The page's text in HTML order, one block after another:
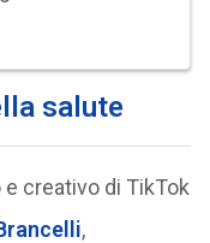
salute
creativo di TikTok
,